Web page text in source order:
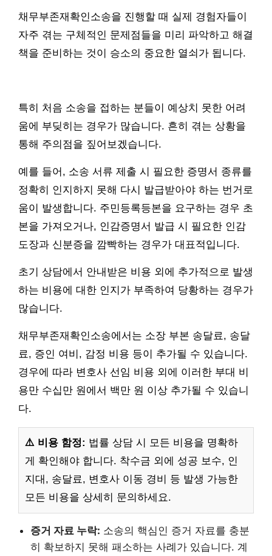
채무부존재확인소송을 진행할 때 실제 경험자들이
자주 겪는 구체적인 문제점들을 미리 파악하고 해결
책을 준비하는 것이 승소의 중요한 열쇠가 됩니다.
특히 처음 소송을 접하는 분들이 예상치 못한 어려
움에 부딪히는 경우가 많습니다. 흔히 겪는 상황을
통해 주의점을 짚어보겠습니다.
예를 들어, 소송 서류 제출 시 필요한 증명서 종류를
정확히 인지하지 못해 다시 발급받아야 하는 번거로
움이 발생합니다. 주민등록등본을 요구하는 경우 초
본을 가져오거나, 인감증명서 발급 시 필요한 인감
도장과 신분증을 깜빡하는 경우가 대표적입니다.
초기 상담에서 안내받은 비용 외에 추가적으로 발생
하는 비용에 대한 인지가 부족하여 당황하는 경우가
많습니다.
채무부존재확인소송에서는 소장 부본 송달료, 송달
료, 증인 여비, 감정 비용 등이 추가될 수 있습니다.
경우에 따라 변호사 선임 비용 외에 이러한 부대 비
용만 수십만 원에서 백만 원 이상 추가될 수 있습니
다.
⚠️ 비용 함정: 법률 상담 시 모든 비용을 명확하
게 확인해야 합니다. 착수금 외에 성공 보수, 인
지대, 송달료, 변호사 이동 경비 등 발생 가능한
모든 비용을 상세히 문의하세요.
증거 자료 누락: 소송의 핵심인 증거 자료를 충분
히 확보하지 못해 패소하는 사례가 있습니다. 계